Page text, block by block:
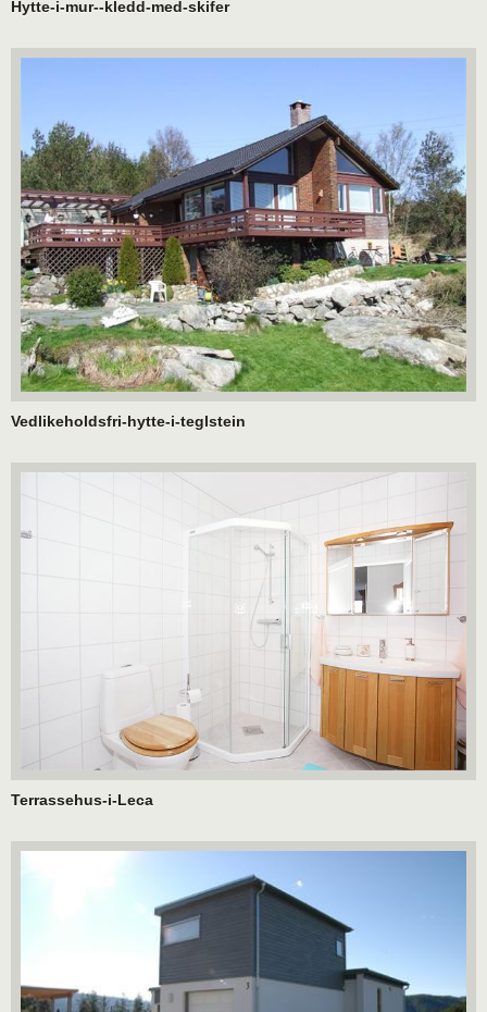
Hytte-i-mur--kledd-med-skifer
Vedlikeholdsfri-hytte-i-teglstein
Terrassehus-i-Leca